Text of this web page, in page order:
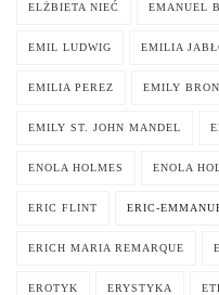
ELŻBIETA NIEĆ EMANUEL
EMIL LUDWIG EMILIA
EMILIA PEREZ EMILY
EMILY ST. JOHN MANDEL
ENOLA HOLMES ENOLA
ERIC FLINT ERIC-
ERICH MARIA REMARQUE
EROTYK ERYSTYKA